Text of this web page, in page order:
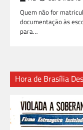
Quem não for
documentação às
para…
Hora de Brasília